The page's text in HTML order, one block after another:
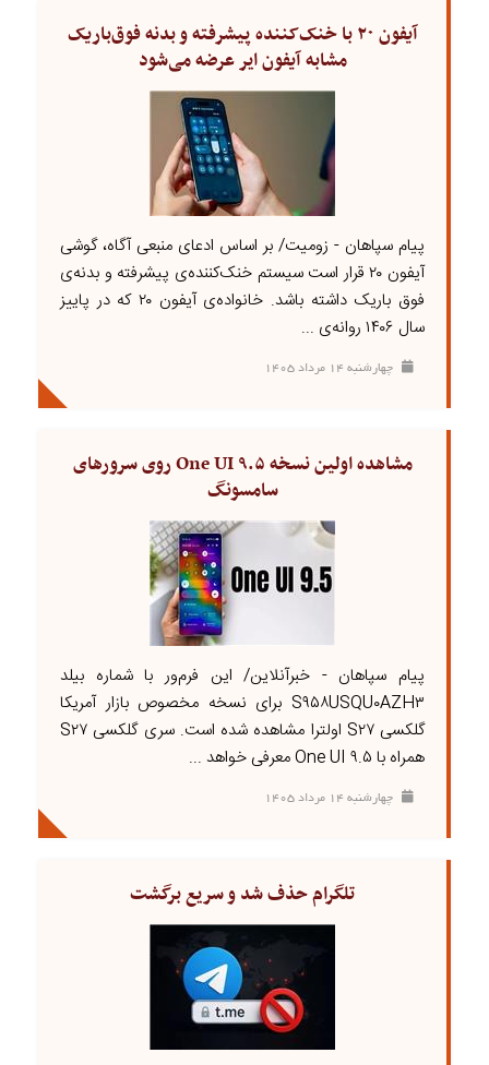
آیفون ۲۰ با خنک‌کننده پیشرفته و بدنه فوق‌باریک
مشابه آیفون ایر عرضه می‌شود
پیام سپاهان - زومیت/ بر اساس ادعای منبعی آگاه، گوشی
آیفون ۲۰ قرار است سیستم خنک‌کننده‌ی پیشرفته و بدنه‌ی
فوق باریک داشته باشد. خانواده‌ی آیفون ۲۰ که در پاییز
سال ۱۴۰۶ روانه‌ی ...
چهارشنبه ۱۴ مرداد ۱۴۰۵
مشاهده اولین نسخه One UI ۹.۵ روی سرورهای
سامسونگ
پیام سپاهان - خبرآنلاین/ این فرم‌ور با شماره بیلد
S۹۵۸USQU۰AZH۳ برای نسخه مخصوص بازار آمریکا
گلکسی S۲۷ اولترا مشاهده شده است. سری گلکسی S۲۷
همراه با One UI ۹.۵ معرفی خواهد ...
چهارشنبه ۱۴ مرداد ۱۴۰۵
تلگرام حذف شد و سریع برگشت